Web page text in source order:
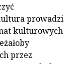
prowadzi
kulturowych
przez